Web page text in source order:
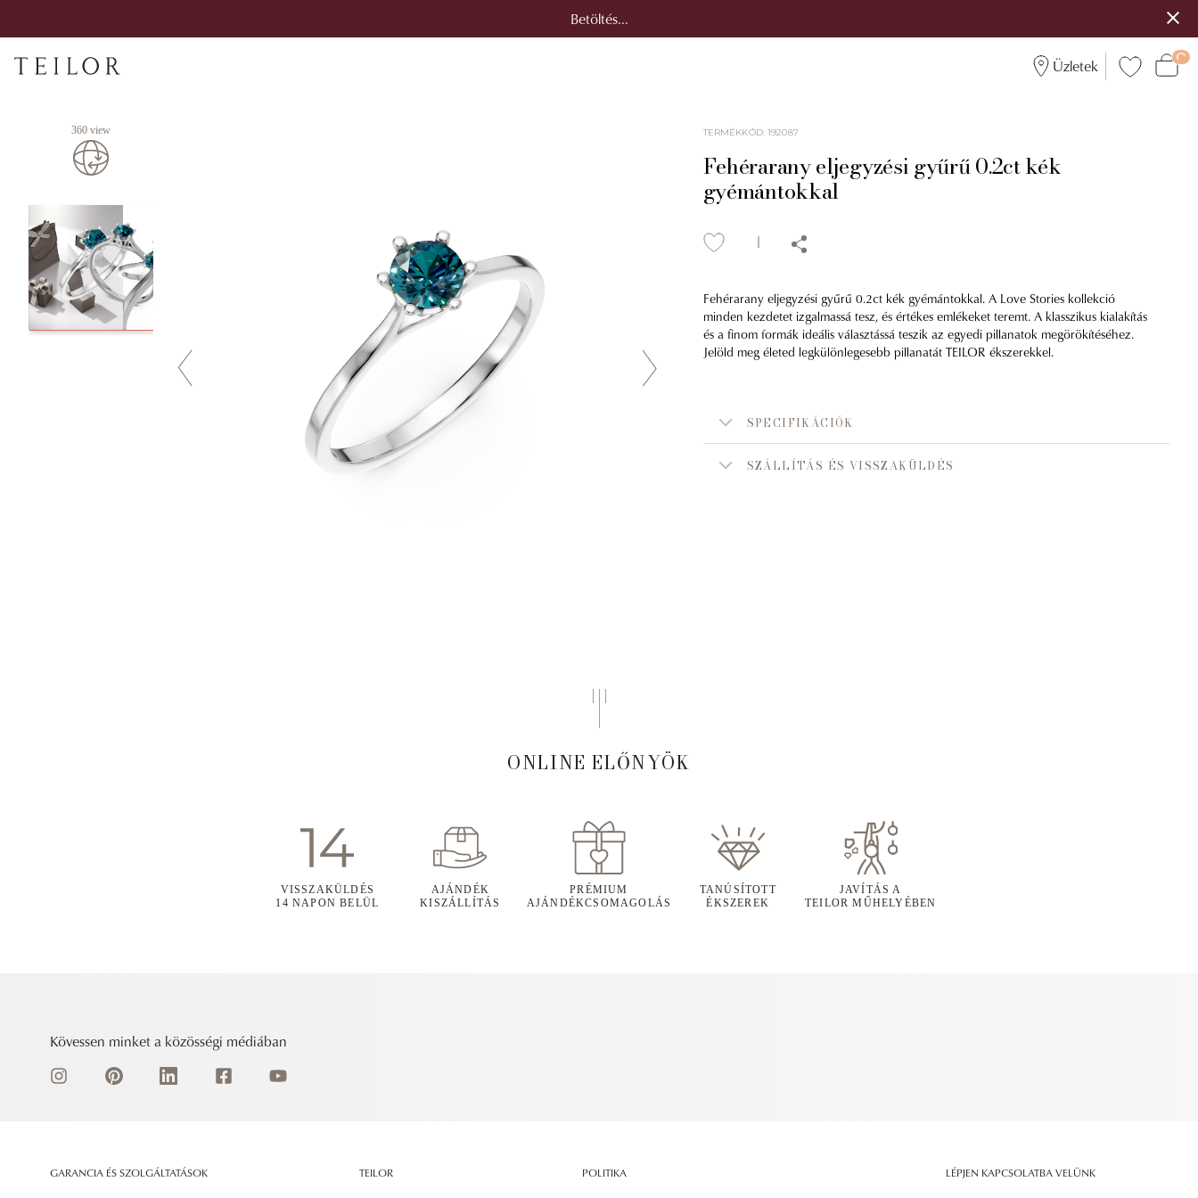
Betöltés...
Üzletek
360 view TERMÉKKÓD:192087
Fehérarany eljegyzési gyűrű 0.2ct kék
gyémántokkal
Fehérarany eljegyzési gyűrű 0.2ct kék gyémántokkal. A Love Stories kollekció
minden kezdetet izgalmassá tesz, és értékes emlékeket teremt. A klasszikus kialakítás
és a finom formák ideális választássá teszik az egyedi pillanatok megörökítéséhez.
Jelöld meg életed legkülönlegesebb pillanatát TEILOR ékszerekkel.
SPECIFIKÁCIÓK
SZÁLLÍTÁS ÉS VISSZAKÜLDÉS
ONLINE ELŐNYÖK
VISSZAKÜLDÉS
14 NAPON BELÜL
AJÁNDÉK
KISZÁLLÍTÁS
PRÉMIUM
AJÁNDÉKCSOMAGOLÁS
TANÚSÍTOTT
ÉKSZEREK
JAVÍTÁS A
TEILOR MŰHELYÉBEN
Kövessen minket a közösségi médiában
GARANCIA ÉS SZOLGÁLTATÁSOK TEILOR POLITIKA LÉPJEN KAPCSOLATBA VELÜNK